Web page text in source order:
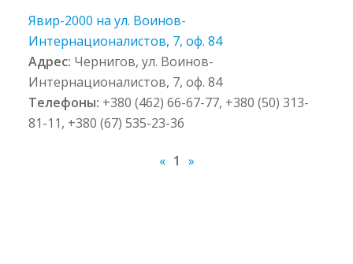
Явир-2000 на ул. Воинов-
Интернационалистов, 7, оф. 84
Адрес: Чернигов, ул. Воинов-
Интернационалистов, 7, оф. 84
Телефоны: +380 (462) 66-67-77, +380 (50) 313-
81-11, +380 (67) 535-23-36
« 1 »